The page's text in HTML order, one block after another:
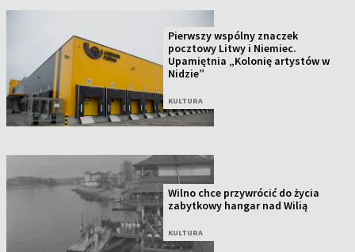
Pierwszy wspólny znaczek
pocztowy Litwy i Niemiec.
Upamiętnia „Kolonię artystów w
Nidzie”
KULTURA
Wilno chce przywrócić do życia
zabytkowy hangar nad Wilią
KULTURA